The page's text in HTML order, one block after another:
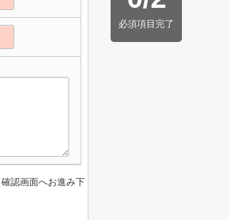
必須項目完了
認画面へお進み下